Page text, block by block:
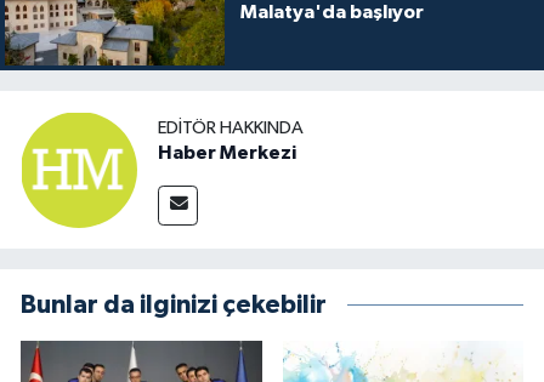
Malatya'da başlıyor
EDITÖR HAKKINDA
Haber Merkezi
Bunlar da ilginizi çekebilir